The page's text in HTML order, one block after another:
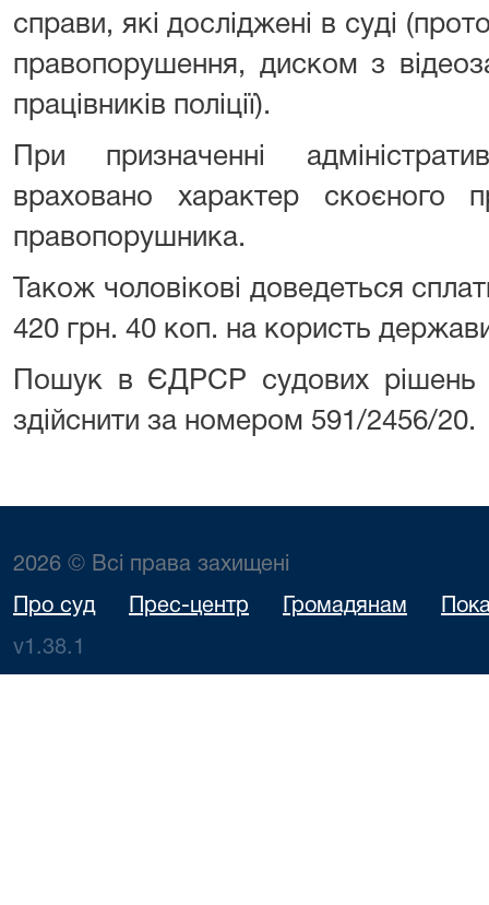
справи, які досліджені в суді
правопорушення, диском з
працівників поліції).
При призначенні
враховано характер скоєного
правопорушника.
Також чоловікові доведеться
420 грн. 40 коп. на користь
Пошук в ЄДРСР судових рішень
здійснити за номером 591/2456/20.
2026 © Всі права захищені
Про суд Прес-центр Громадянам
v1.38.1